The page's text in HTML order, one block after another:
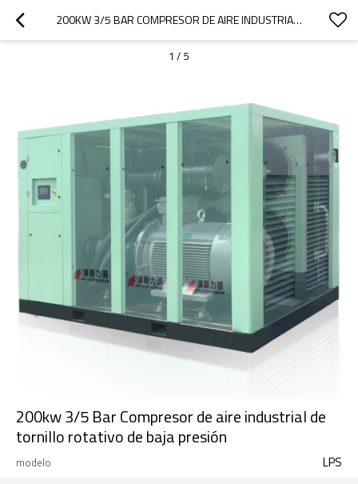
200KW 3/5 BAR COMPRESOR DE AIRE INDUSTRIAL DE TORNILLO ROTATIVO DE BAJA PRESIÓN
1 / 5
200kw 3/5 Bar Compresor de aire industrial de
tornillo rotativo de baja presión
modelo LPS